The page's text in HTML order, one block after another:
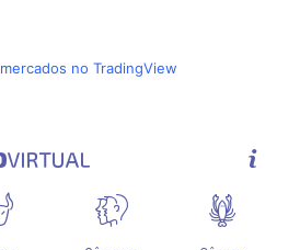
no TradingView